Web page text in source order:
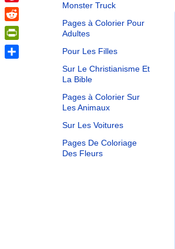
Monster Truck
Pages à Colorier Pour
Adultes
Pour Les Filles
Sur Le Christianisme Et
La Bible
Pages à Colorier Sur
Les Animaux
Sur Les Voitures
Pages De Coloriage
Des Fleurs
Pinterest
Reddit
PrintFriendly